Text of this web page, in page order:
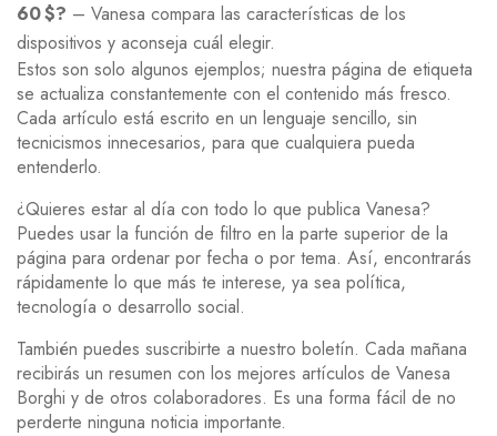
60 $? – Vanesa compara las características de los
dispositivos y aconseja cuál elegir.
Estos son solo algunos ejemplos; nuestra página de etiqueta
se actualiza constantemente con el contenido más fresco.
Cada artículo está escrito en un lenguaje sencillo, sin
tecnicismos innecesarios, para que cualquiera pueda
entenderlo.
¿Quieres estar al día con todo lo que publica Vanesa?
Puedes usar la función de filtro en la parte superior de la
página para ordenar por fecha o por tema. Así, encontrarás
rápidamente lo que más te interese, ya sea política,
tecnología o desarrollo social.
También puedes suscribirte a nuestro boletín. Cada mañana
recibirás un resumen con los mejores artículos de Vanesa
Borghi y de otros colaboradores. Es una forma fácil de no
perderte ninguna noticia importante.